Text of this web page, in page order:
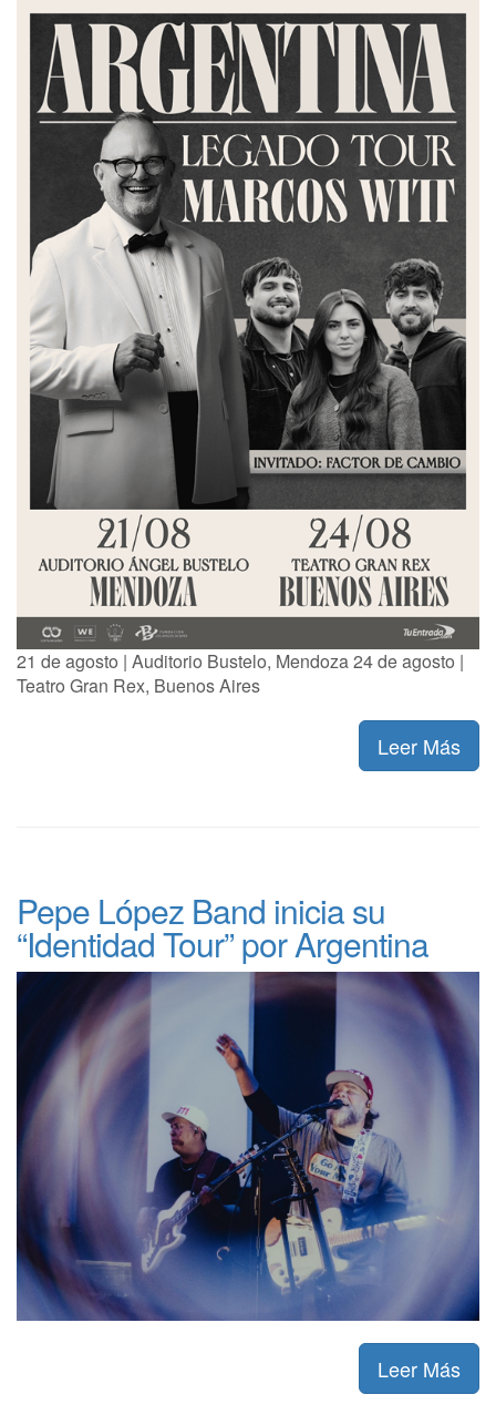
21 de agosto | Auditorio Bustelo, Mendoza 24 de agosto |
Teatro Gran Rex, Buenos Aires
Leer Más
Pepe López Band inicia su
“Identidad Tour” por Argentina
Leer Más